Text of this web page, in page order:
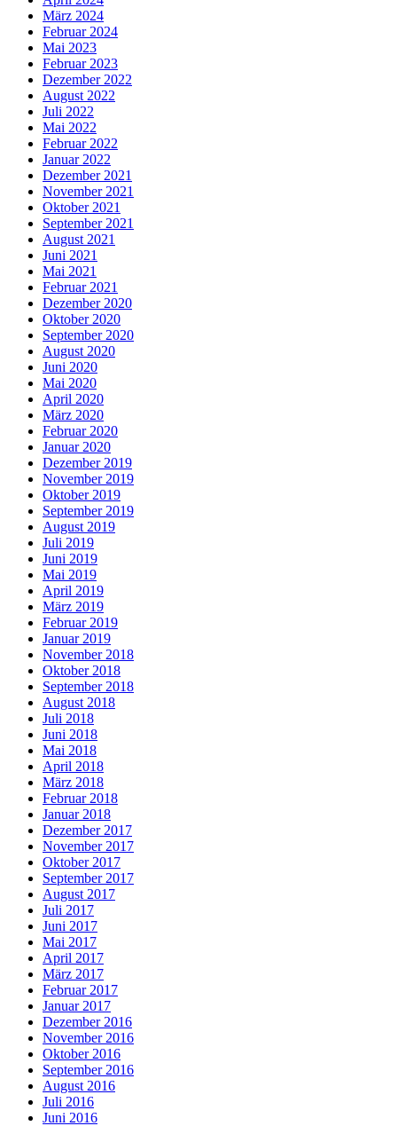
März 2024
Februar 2024
Mai 2023
Februar 2023
Dezember 2022
August 2022
Juli 2022
Mai 2022
Februar 2022
Januar 2022
Dezember 2021
November 2021
Oktober 2021
September 2021
August 2021
Juni 2021
Mai 2021
Februar 2021
Dezember 2020
Oktober 2020
September 2020
August 2020
Juni 2020
Mai 2020
April 2020
März 2020
Februar 2020
Januar 2020
Dezember 2019
November 2019
Oktober 2019
September 2019
August 2019
Juli 2019
Juni 2019
Mai 2019
April 2019
März 2019
Februar 2019
Januar 2019
November 2018
Oktober 2018
September 2018
August 2018
Juli 2018
Juni 2018
Mai 2018
April 2018
März 2018
Februar 2018
Januar 2018
Dezember 2017
November 2017
Oktober 2017
September 2017
August 2017
Juli 2017
Juni 2017
Mai 2017
April 2017
März 2017
Februar 2017
Januar 2017
Dezember 2016
November 2016
Oktober 2016
September 2016
August 2016
Juli 2016
Juni 2016